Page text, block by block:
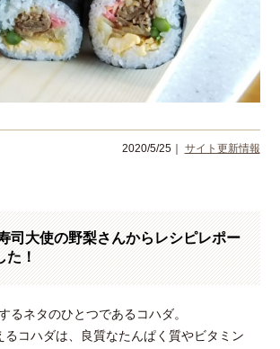
2020/5/25｜ サイト更新情報
司大使の野梨さんからレシピレポー
た！
るネタのひとつであるコハダ。
るコハダは、良質なたんぱく質やビタミン